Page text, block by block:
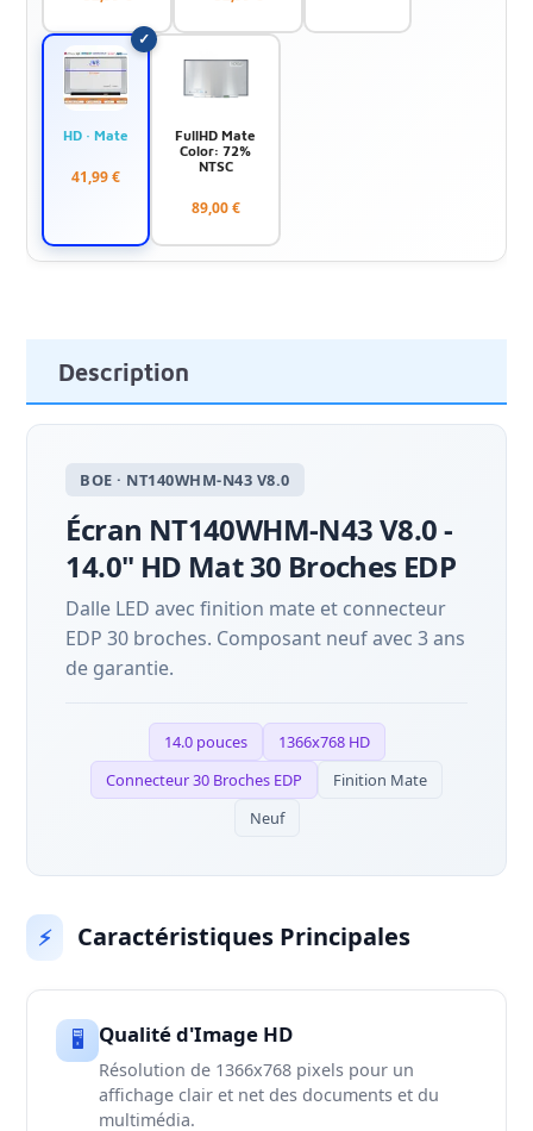
HD · Mate
41,99 €
FullHD Mate
Color: 72%
NTSC
89,00 €
Description
BOE · NT140WHM-N43 V8.0
Écran NT140WHM-N43 V8.0 -
14.0" HD Mat 30 Broches EDP
Dalle LED avec finition mate et connecteur
EDP 30 broches. Composant neuf avec 3 ans
de garantie.
14.0 pouces
1366x768 HD
Connecteur 30 Broches EDP
Finition Mate
Neuf
⚡ Caractéristiques Principales
🖥️ Qualité d'Image HD
Résolution de 1366x768 pixels pour un
affichage clair et net des documents et du
multimédia.